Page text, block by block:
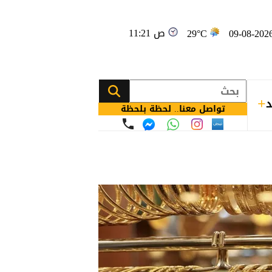
29°C 11:21 ص
تواصل معنا.. لحظة بلحظة